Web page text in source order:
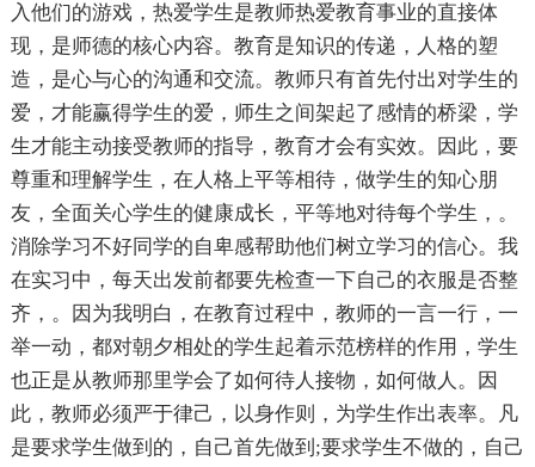
入他们的游戏，热爱学生是教师热爱教育事业的直接体
现，是师德的核心内容。教育是知识的传递，人格的塑
造，是心与心的沟通和交流。教师只有首先付出对学生的
爱，才能赢得学生的爱，师生之间架起了感情的桥梁，学
生才能主动接受教师的指导，教育才会有实效。因此，要
尊重和理解学生，在人格上平等相待，做学生的知心朋
友，全面关心学生的健康成长，平等地对待每个学生，。
消除学习不好同学的自卑感帮助他们树立学习的信心。我
在实习中，每天出发前都要先检查一下自己的衣服是否整
齐，。因为我明白，在教育过程中，教师的一言一行，一
举一动，都对朝夕相处的学生起着示范榜样的作用，学生
也正是从教师那里学会了如何待人接物，如何做人。因
此，教师必须严于律己，以身作则，为学生作出表率。凡
是要求学生做到的，自己首先做到;要求学生不做的，自己